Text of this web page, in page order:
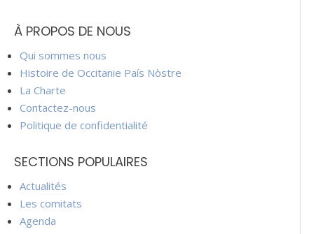
À PROPOS DE NOUS
Qui sommes nous
Histoire de Occitanie País Nòstre
La Charte
Contactez-nous
Politique de confidentialité
SECTIONS POPULAIRES
Actualités
Les comitats
Agenda